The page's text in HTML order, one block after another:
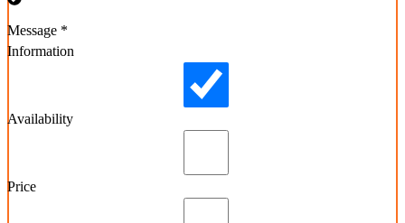
Message *
Information
Availability
Price